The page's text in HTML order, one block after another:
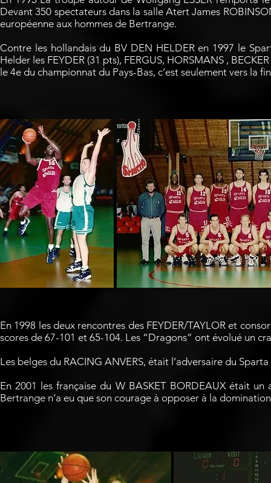
Devant 350 spectateurs dans la salle Atert James
européenne aux hommes de Bertrange.
Contre les hollandais du BV DEN HELDER en 1997 le
Helder les FEYDER (31 pts), FERGUS, HORSMANS ,
le 4e du championnat du Pays-Bas, c’est seulement vers la
En 1998 les deux rencontres des FEYDER/TAYLOR et
scores de 67-101 et 65-104. Les “Dragons” ont évolué un
Les belges du RACING ANVERS, était l’adversaire du
En 2001 les française du W BASKET BORDEAUX était
Bertrange n’a eu que son courage à opposer à la